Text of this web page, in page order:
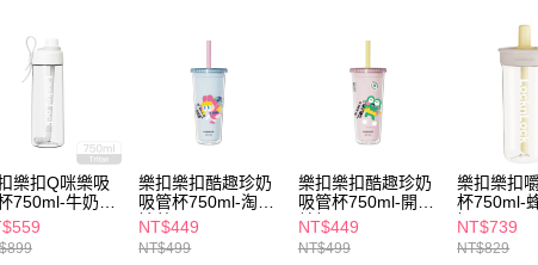
【注意事
１．透過
交易，需
求債權轉
２．關於
https://
３．未成
「AFTEE
任。
４．使用「
即時審查核
7-11取貨
每筆
付款後7-11
每筆
宅配(本島)
每筆
樂扣Q咪樂吸
750ml-牛奶軟
樂扣樂扣酷趣珍奶
吸管杯750ml-淘氣
娃藍
NT$449
NT$499
樂扣樂扣酷趣珍奶
吸管杯750ml-開心
蛙粉
NT$449
NT$499
樂扣樂扣
杯750ml-
奶
NT$739
NT$829